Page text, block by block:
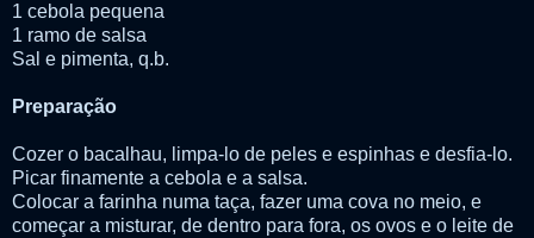
1 cebola pequena
1 ramo de salsa
Sal e pimenta, q.b.
Preparação
Cozer o bacalhau, limpa-lo de peles e espinhas e desfia-lo.
Picar finamente a cebola e a salsa.
Colocar a farinha numa taça, fazer uma cova no meio, e
começar a misturar, de dentro para fora, os ovos e o leite de